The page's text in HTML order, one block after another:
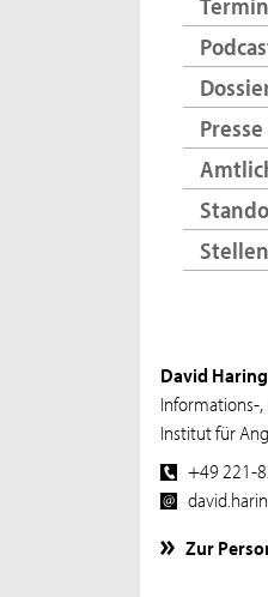
David
Informations-
Institut für
+49 221-
Zur